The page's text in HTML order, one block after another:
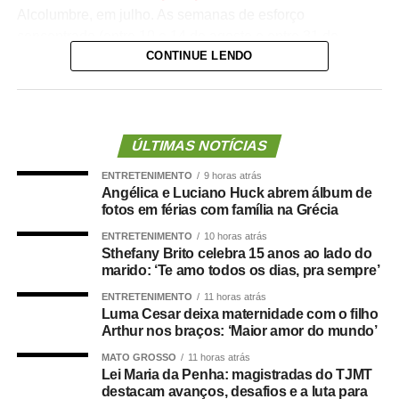
agosto e 3 de setembro) devem coincidir com os esforços
Presidência do Senado, mas quatro medidas provisórias
(MPs) aguardam votação dos senadores e podem entrar
na ordem do dia. Todas as medidas tratam de crédito
extraordinário. Uma delas vence antes do segundo
isso, precisa ser votada em breve para não perder a
A medida com vencimento próximo é a MP 1.351/2026,
que prevê subvenção econômica de R$ 330 milhões para
empresas importadoras de gás liquefeito de petróleo, o
gás de cozinha. A medida integra o pacote do governo
para a contenção dos impactos nos preços do petróleo e
CONTINUE LENDO
ÚLTIMAS NOTÍCIAS
ENTRETENIMENTO 9 horas atrás
Angélica e Luciano Huck abrem álbum de
fotos em férias com família na Grécia
ENTRETENIMENTO 10 horas atrás
Sthefany Brito celebra 15 anos ao lado do
marido: ‘Te amo todos os dias, pra sempre’
ENTRETENIMENTO 11 horas atrás
Luma Cesar deixa maternidade com o filho
Arthur nos braços: ‘Maior amor do mundo’
MATO GROSSO 11 horas atrás
Lei Maria da Penha: magistradas do TJMT
destacam avanços, desafios e a luta para